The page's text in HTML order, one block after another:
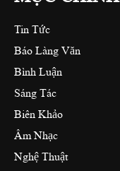
Tin Tức
Báo Làng Văn
Bình Luận
Sáng Tác
Biên Khảo
Âm Nhạc
Nghệ Thuật